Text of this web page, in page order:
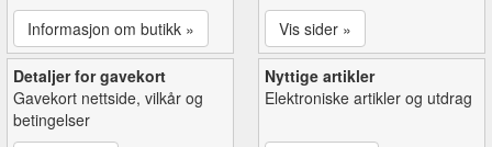
Informasjon om butikk »
Vis sider »
Detaljer for gavekort
Gavekort nettside, vilkår og
betingelser
Nyttige artikler
Elektroniske artikler og utdrag